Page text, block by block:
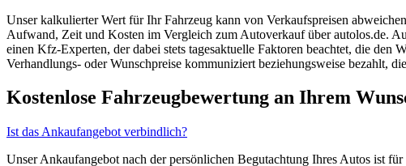
Unser kalkulierter Wert für Ihr Fahrzeug kann von Verkaufspreisen
Aufwand, Zeit und Kosten im Vergleich zum Autoverkauf über autolos.de.
einen Kfz-Experten, der dabei stets tagesaktuelle Faktoren beachtet, die
Verhandlungs- oder Wunschpreise kommuniziert beziehungsweise bezahlt,
Kostenlose Fahrzeugbewertung an Ihrem
Ist das Ankaufangebot verbindlich?
Unser Ankaufangebot nach der persönlichen Begutachtung Ihres Autos ist